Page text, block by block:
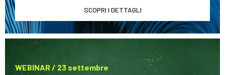
SCOPRI I DETTAGLI
WEBINAR / 23 settembre